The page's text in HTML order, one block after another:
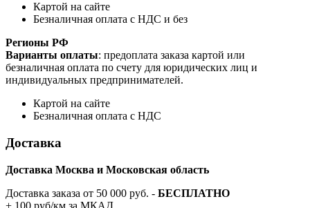
Картой на сайте
Безналичная оплата с НДС и без
Регионы РФ
Варианты оплаты: предоплата заказа картой или
безналичная оплата по счету для юридических лиц и
индивидуальных предпринимателей.
Картой на сайте
Безналичная оплата с НДС
Доставка
Доставка Москва и Московская область
Доставка заказа от 50 000 руб. - БЕСПЛАТНО
+ 100 руб/км за МКАД